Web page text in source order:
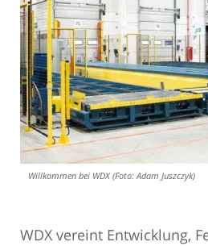
Willkommen bei WDX (Foto: Adam Juszczyk)
WDX vereint Entwicklung,